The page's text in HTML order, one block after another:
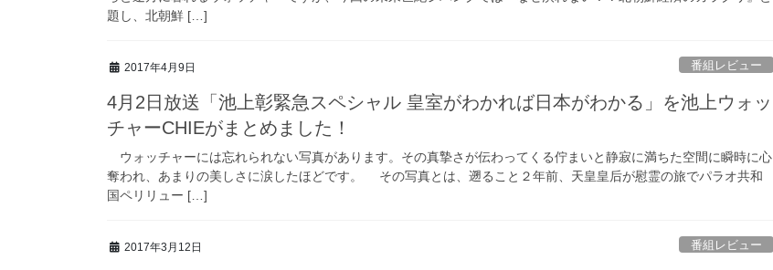
題し、北朝鮮 […]
2017年4月9日 番組レビュー
4月2日放送「池上彰緊急スペシャル 皇室がわかれば日本がわかる」を池上ウォッ
チャーCHIEがまとめました！
ウォッチャーには忘れられない写真があります。その真摯さが伝わってくる佇まいと静寂に満ちた空間に瞬時に心
奪われ、あまりの美しさに涙したほどです。 その写真とは、遡ること２年前、天皇皇后が慰霊の旅でパラオ共和
国ペリリュー […]
2017年3月12日 番組レビュー